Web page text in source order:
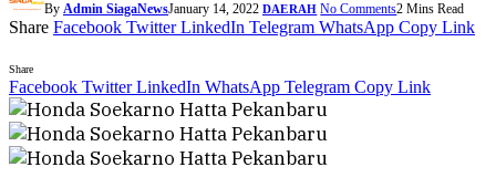
By Admin SiagaNewsJanuary 14, 2022 DAERAH No Comments2 Mins Read
Share Facebook Twitter LinkedIn Telegram WhatsApp Copy Link
Share
Facebook Twitter LinkedIn WhatsApp Telegram Copy Link